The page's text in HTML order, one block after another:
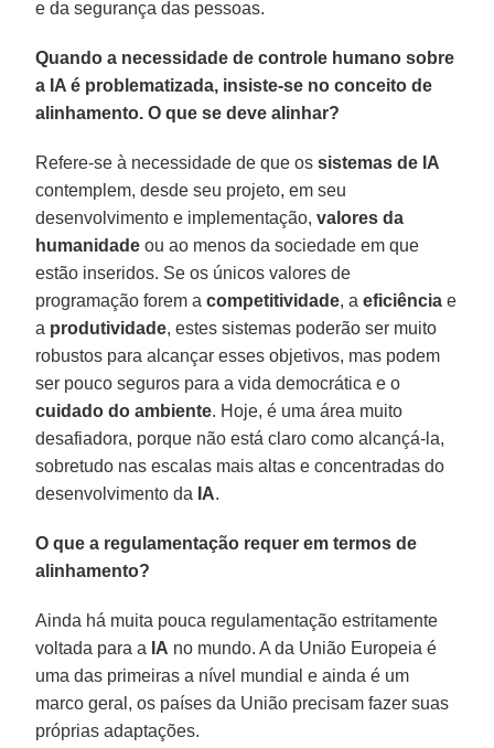
e da segurança das pessoas.
Quando a necessidade de controle humano sobre
a IA é problematizada, insiste-se no conceito de
alinhamento. O que se deve alinhar?
Refere-se à necessidade de que ossistemas de IA
contemplem, desde seu projeto, em seu
desenvolvimento e implementação,valores da
humanidade ou ao menos da sociedade em que
estão inseridos. Se os únicos valores de
programação forem acompetitividade, aeficiência e
a produtividade, estes sistemas poderão ser muito
robustos para alcançar esses objetivos, mas podem
ser pouco seguros para a vida democrática e o
cuidado do ambiente. Hoje, é uma área muito
desafiadora, porque não está claro como alcançá-la,
sobretudo nas escalas mais altas e concentradas do
desenvolvimento da IA.
O que a regulamentação requer em termos de
alinhamento?
Ainda há muita pouca regulamentação estritamente
voltada para a IA no mundo. A da União Europeia é
uma das primeiras a nível mundial e ainda é um
marco geral, os países da União precisam fazer suas
próprias adaptações.